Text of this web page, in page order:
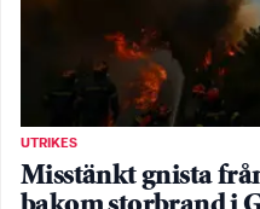
UTRIKES
Misstänkt gnista